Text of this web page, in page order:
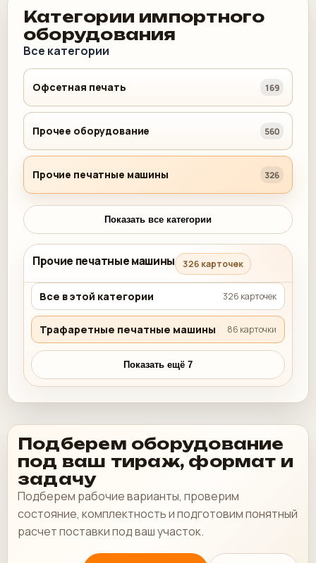
Категории импортного
оборудования
Все категории
Офсетная печать 169
Прочее оборудование 560
Прочие печатные машины 326
Показать все категории
Прочие печатные машины 326 карточек
Все в этой категории 326 карточек
Трафаретные печатные машины 86 карточки
Показать ещё 7
Подберем оборудование
под ваш тираж, формат и
задачу
Подберем рабочие варианты, проверим
состояние, комплектность и подготовим понятный
расчет поставки под ваш участок.